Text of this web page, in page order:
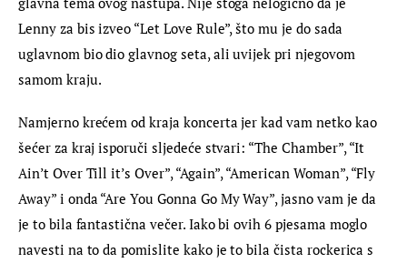
Lenny za bis izveo “Let Love Rule”, što mu je do sada
uglavnom bio dio glavnog seta, ali uvijek pri njegovom
samom kraju.
Namjerno krećem od kraja koncerta jer kad vam netko kao
šećer za kraj isporuči sljedeće stvari: “The Chamber”, “It
Ain’t Over Till it’s Over”, “Again”, “American Woman”, “Fly
Away” i onda “Are You Gonna Go My Way”, jasno vam je da
je to bila fantastična večer. Iako bi ovih 6 pjesama moglo
navesti na to da pomislite kako je to bila čista rockerica s